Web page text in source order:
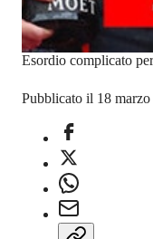
Esordio complicato
Pubblicato il 18